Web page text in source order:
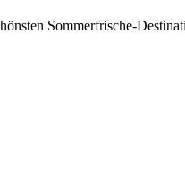
Sommerfrische-